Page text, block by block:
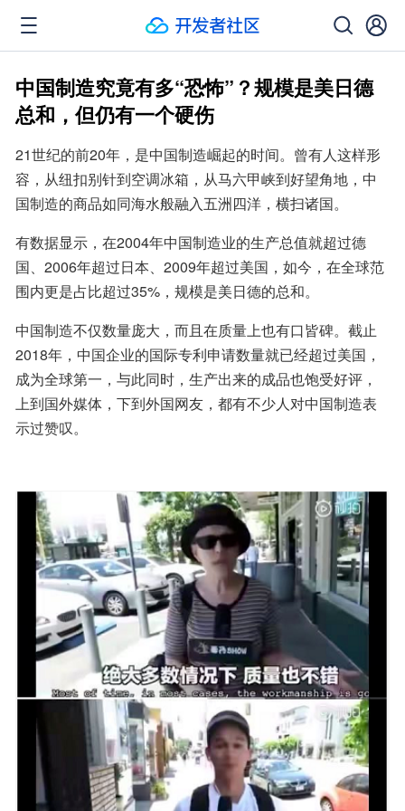
中国制造究竟有多“恐怖”？规模是美日德
总和，但仍有一个硬伤
21世纪的前20年，是中国制造崛起的时间。曾有人这样形
容，从纽扣别针到空调冰箱，从马六甲峡到好望角地，中
国制造的商品如同海水般融入五洲四洋，横扫诸国。
有数据显示，在2004年中国制造业的生产总值就超过德
国、2006年超过日本、2009年超过美国，如今，在全球范
围内更是占比超过35%，规模是美日德的总和。
中国制造不仅数量庞大，而且在质量上也有口皆碑。截止
2018年，中国企业的国际专利申请数量就已经超过美国，
成为全球第一，与此同时，生产出来的成品也饱受好评，
上到国外媒体，下到外国网友，都有不少人对中国制造表
示过赞叹。